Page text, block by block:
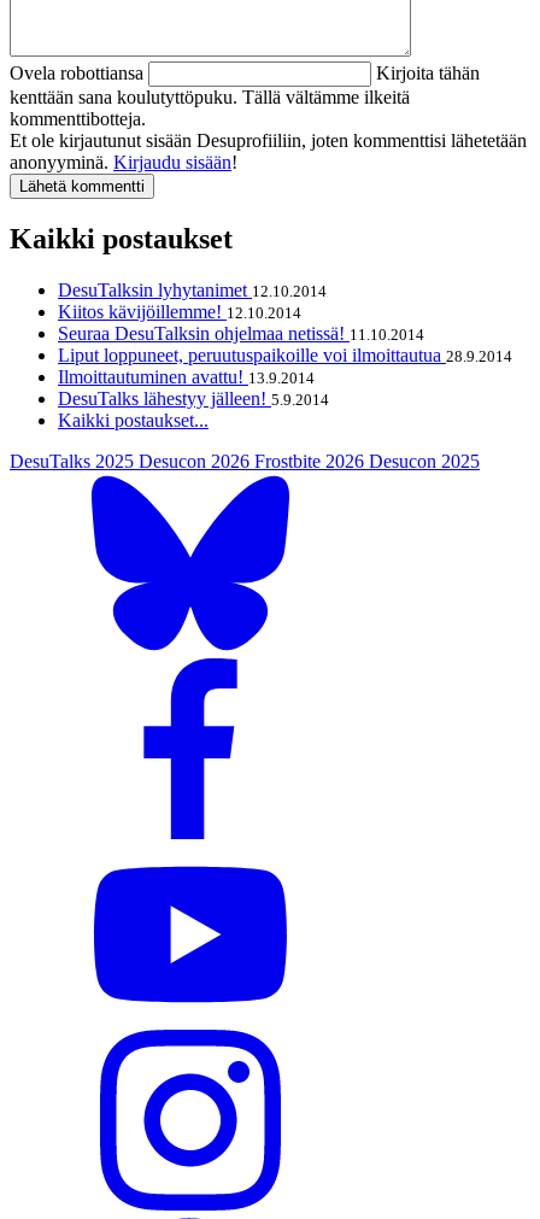
Ovela robottiansa
Kirjoita tähän
kenttään sana koulutyttöpuku. Tällä vältämme ilkeitä
kommenttibotteja.
Et ole kirjautunut sisään Desuprofiiliin, joten kommenttisi lähetetään
anonyyminä. Kirjaudu sisään!
Kaikki postaukset
DesuTalksin lyhytanimet 12.10.2014
Kiitos kävijöillemme! 12.10.2014
Seuraa DesuTalksin ohjelmaa netissä! 11.10.2014
Liput loppuneet, peruutuspaikoille voi ilmoittautua 28.9.2014
Ilmoittautuminen avattu! 13.9.2014
DesuTalks lähestyy jälleen! 5.9.2014
Kaikki postaukset...
DesuTalks 2025 Desucon 2026 Frostbite 2026 Desucon 2025